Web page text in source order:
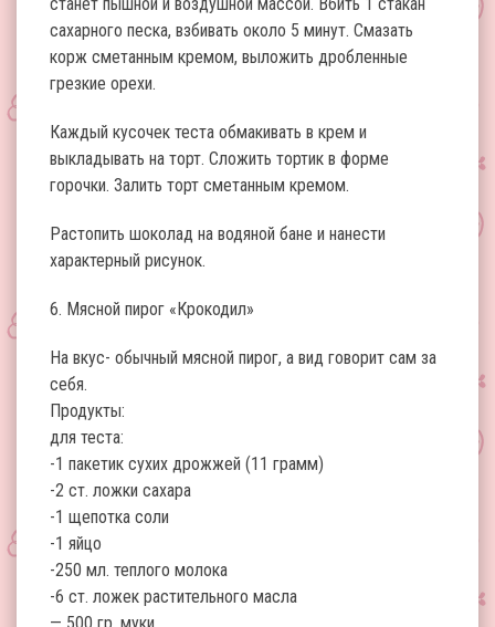
сахарного песка, взбивать около 5 минут. Смазать
корж сметанным кремом, выложить дробленные
грезкие орехи.
Каждый кусочек теста обмакивать в крем и
выкладывать на торт. Сложить тортик в форме
горочки. Залить торт сметанным кремом.
Растопить шоколад на водяной бане и нанести
характерный рисунок.
6. Мясной пирог «Крокодил»
На вкус- обычный мясной пирог, а вид говорит сам за
себя.
Продукты:
для теста:
-1 пакетик сухих дрожжей (11 грамм)
-2 ст. ложки сахара
-1 щепотка соли
-1 яйцо
-250 мл. теплого молока
-6 ст. ложек растительного масла